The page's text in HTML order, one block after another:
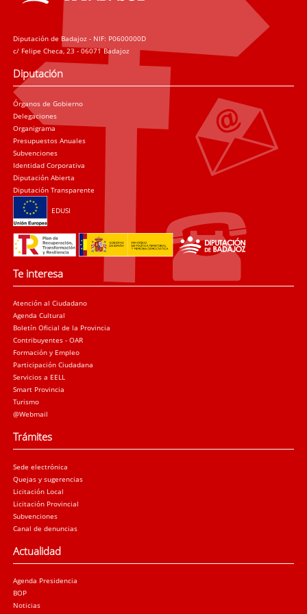
Diputación de Badajoz - NIF: P0600000D
c/ Felipe Checa, 23 - 06071 Badajoz
Diputación
Órganos de Gobierno
Delegaciones
Organigrama
Presupuestos Anuales
Subvenciones
Identidad Corporativa
Diputación Abierta
Diputación Transparente
EDUSI
Te interesa
Atención al Ciudadano
Agenda Cultural
Boletín Oficial de la Provincia
Contribuyentes - OAR
Formación y Empleo
Participación Ciudadana
Servicios a EELL
Smart Provincia
Turismo
@Webmail
Trámites
Sede electrónica
Quejas y sugerencias
Licitación Local
Licitación Provincial
Subvenciones
Canal de denuncias
Actualidad
Agenda Presidencia
BOP
Noticias